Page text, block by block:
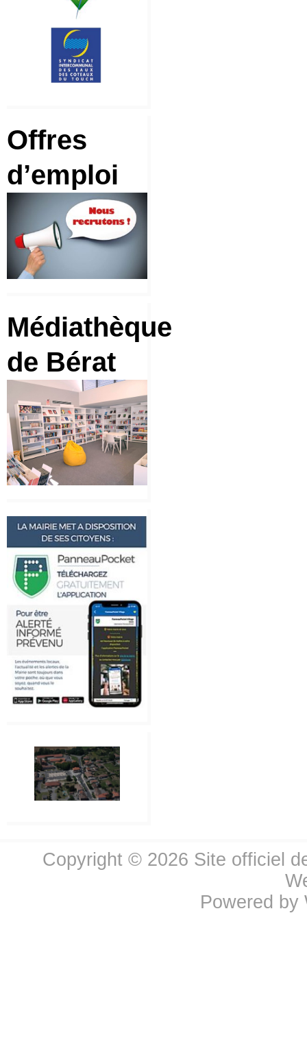
Offres
d’emploi
Médiathèque
de Bérat
Copyright © 2026 Site officiel
Powered by